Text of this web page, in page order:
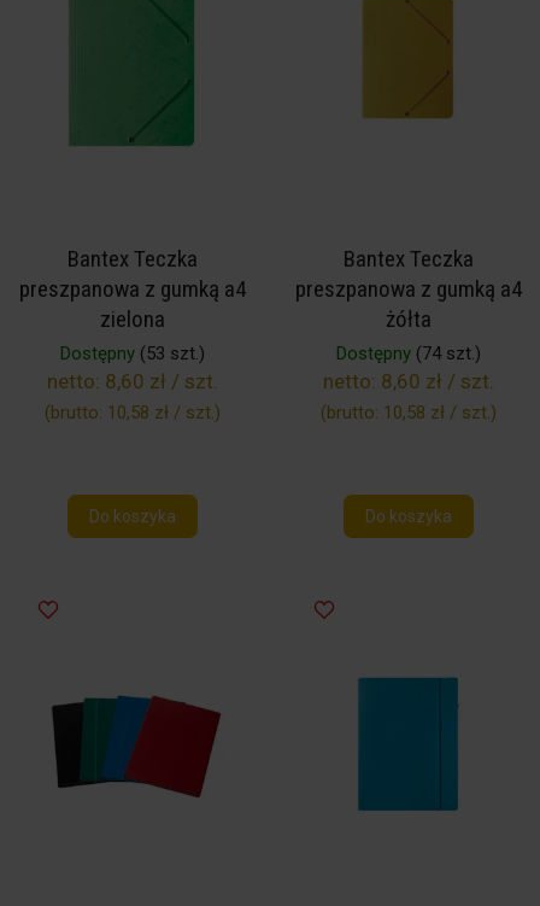
Bantex Teczka
preszpanowa z gumką a4
zielona
Dostępny(53 szt.)
netto: 8,60 zł / szt.
(brutto: 10,58 zł / szt.)
Do koszyka
Bantex Teczka
preszpanowa z gumką a4
żółta
Dostępny(74 szt.)
netto: 8,60 zł / szt.
(brutto: 10,58 zł / szt.)
Do koszyka